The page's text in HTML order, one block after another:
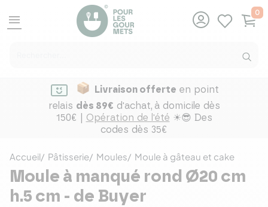
menu
0
Livraison offerte en point
relais dès 89€ d'achat, à domicile dès
150€ | Opération de l'été ☀😎 Des
codes dès 35€
Accueil Pâtisserie Moules Moule à gâteau et cake
Moule à manqué rond Ø20 cm
h.5 cm - de Buyer